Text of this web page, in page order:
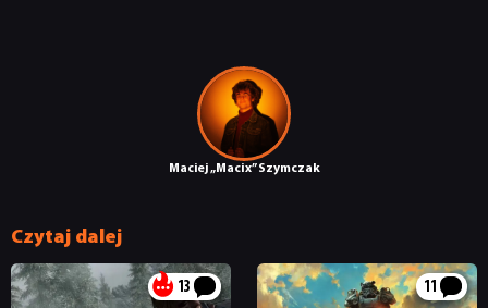
Maciej „Macix” Szymczak
Czytaj dalej
13 11